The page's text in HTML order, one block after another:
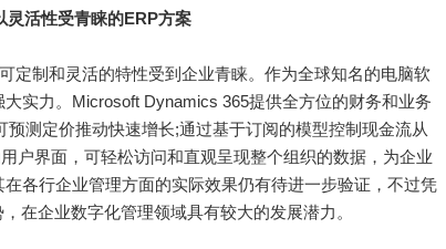
活性受青睐的ERP方案
制和灵活的特性受到企业青睐。作为全球知名的电脑软
实力。Microsoft Dynamics 365提供全方位的财务和业务
测定价推动快速增长;通过基于订阅的模型控制现金流从
户界面，可轻松访问和直观呈现整个组织的数据，为企业
各行企业管理方面的实际效果仍有待进一步验证，不过凭
在企业数字化管理领域具有较大的发展潜力。